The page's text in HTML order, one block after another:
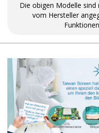
Die obigen Modelle
vom Hersteller